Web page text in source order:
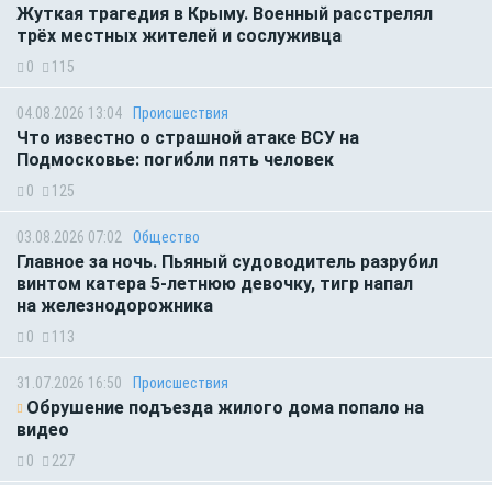
Жуткая трагедия в Крыму. Военный расстрелял
трёх местных жителей и сослуживца
0 115
04.08.2026 13:04 Происшествия
Что известно о страшной атаке ВСУ на
Подмосковье: погибли пять человек
0 125
03.08.2026 07:02 Общество
Главное за ночь. Пьяный судоводитель разрубил
винтом катера 5-летнюю девочку, тигр напал
на железнодорожника
0 113
31.07.2026 16:50 Происшествия
Обрушение подъезда жилого дома попало на
видео
0 227